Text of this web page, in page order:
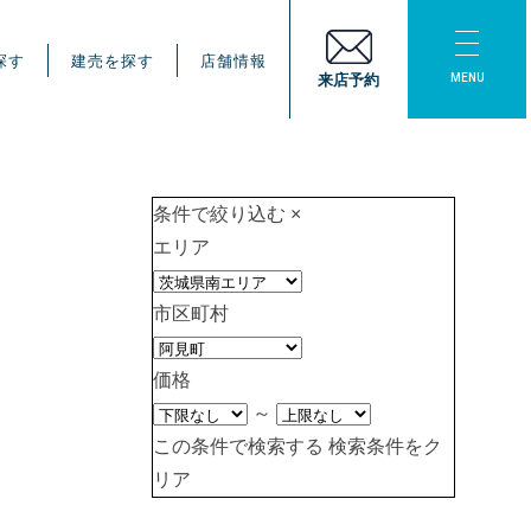
す 建売を探す
店舗情報
来店予約
MENU
条件で絞り込む ×
エリア
市区町村
価格
～
この条件で検索する 検索条件をク
リア